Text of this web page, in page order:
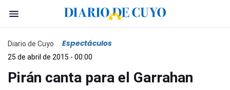
Diario de Cuyo Espectáculos
25 de abril de 2015 - 00:00
Pirán canta para el Garrahan